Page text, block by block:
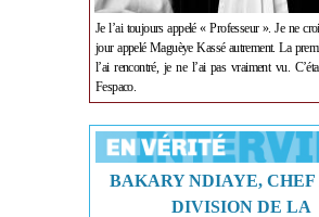
Je l’ai toujours appelé « Professeur ». Je ne
jour appelé Maguèye Kassé autrement. La
l’ai rencontré, je ne l’ai pas vraiment vu.
Fespaco.
BAKARY NDIAYE, CHEF
DIVISION DE LA